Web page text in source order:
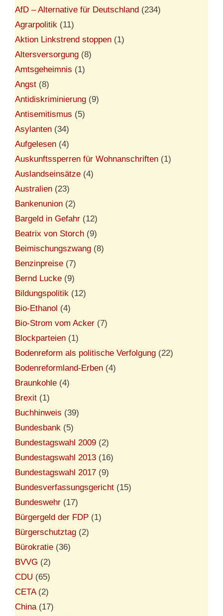
AfD – Alternative für Deutschland (234)
Agrarpolitik (11)
Aktion Linkstrend stoppen (1)
Altersversorgung (8)
Amtsgeheimnis (1)
Angst (8)
Antidiskriminierung (9)
Antisemitismus (5)
Asylanten (34)
Aufgelesen (4)
Auskunftssperren für Wohnanschriften (1)
Auslandseinsätze (4)
Australien (23)
Bankenunion (2)
Bargeld in Gefahr (12)
Beatrix von Storch (9)
Beimischungszwang (8)
Benzinpreise (7)
Bernd Lucke (9)
Bildungspolitik (12)
Bio-Ethanol (4)
Bio-Strom vom Acker (7)
Blockparteien (1)
Bodenreform als politische Verfolgung (22)
Bodenreformland-Erben (4)
Braunkohle (4)
Brexit (1)
Buchhinweis (39)
Bundesbank (5)
Bundestagswahl 2009 (2)
Bundestagswahl 2013 (16)
Bundestagswahl 2017 (9)
Bundesverfassungsgericht (15)
Bundeswehr (17)
Bürgergeld der FDP (1)
Bürgerschutztag (2)
Bürokratie (36)
BVVG (2)
CDU (65)
CETA(2)
China(17)